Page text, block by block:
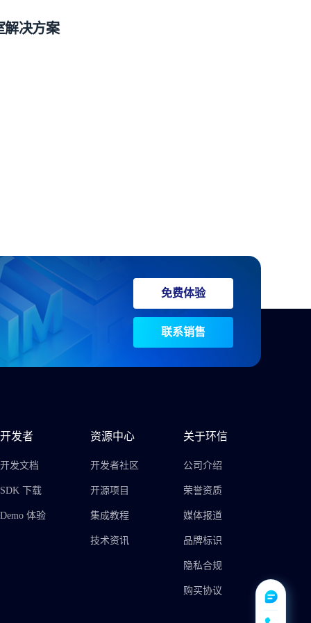
解决方案
免费体验
联系销售
开发者
开发文档
SDK 下载
Demo 体验
资源中心
开发者社区
开源项目
集成教程
技术资讯
关于环信
公司介绍
荣誉资质
媒体报道
品牌标识
隐私合规
购买协议